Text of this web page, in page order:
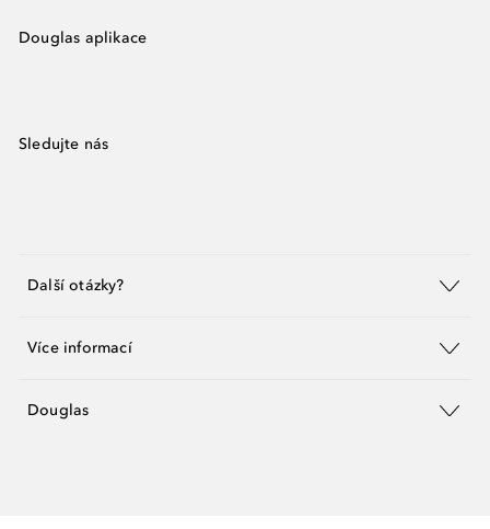
Douglas aplikace
Sledujte nás
Další otázky?
Více informací
Douglas